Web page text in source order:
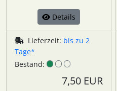
Details
Lieferzeit: bis zu 2
Tage*
Bestand:
7,50 EUR